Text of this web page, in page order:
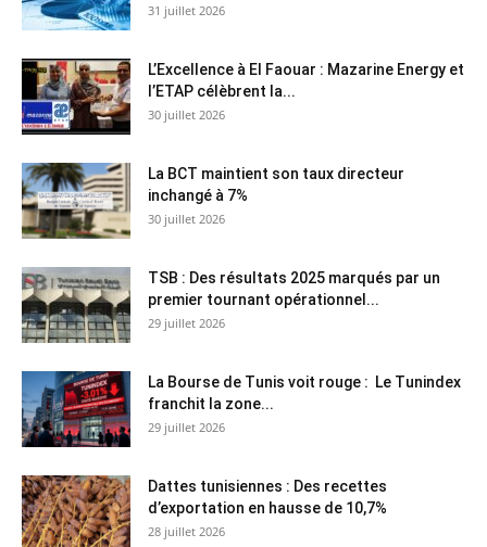
31 juillet 2026
L’Excellence à El Faouar : Mazarine Energy et
l’ETAP célèbrent la...
30 juillet 2026
La BCT maintient son taux directeur
inchangé à 7%
30 juillet 2026
TSB : Des résultats 2025 marqués par un
premier tournant opérationnel...
29 juillet 2026
La Bourse de Tunis voit rouge : Le Tunindex
franchit la zone...
29 juillet 2026
Dattes tunisiennes : Des recettes
d’exportation en hausse de 10,7%
28 juillet 2026